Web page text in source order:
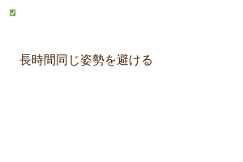
長時間同じ姿勢を避ける